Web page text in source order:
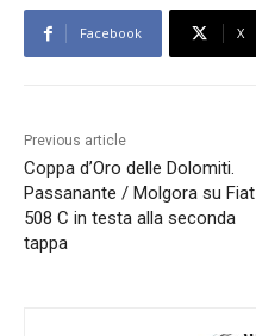
Facebook X
Previous article
Coppa d’Oro delle Dolomiti.
Passanante / Molgora su Fiat
508 C in testa alla seconda
tappa